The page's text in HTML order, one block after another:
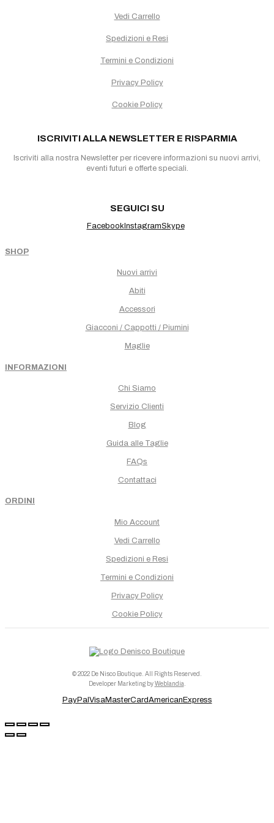
Vedi Carrello
Spedizioni e Resi
Termini e Condizioni
Privacy Policy
Cookie Policy
ISCRIVITI ALLA NEWSLETTER E RISPARMIA
Iscriviti alla nostra Newsletter per ricevere informazioni su nuovi arrivi,
eventi futuri e offerte speciali.
SEGUICI SU
FacebookInstagramSkype
SHOP
Nuovi arrivi
Abiti
Accessori
Giacconi / Cappotti / Piumini
Maglie
INFORMAZIONI
Chi Siamo
Servizio Clienti
Blog
Guida alle Taglie
FAQs
Contattaci
ORDINI
Mio Account
Vedi Carrello
Spedizioni e Resi
Termini e Condizioni
Privacy Policy
Cookie Policy
© 2022 De Nisco Boutique. All Rights Reserved.
Developer Marketing byWeblandia
PayPalVisaMasterCardAmericanExpress